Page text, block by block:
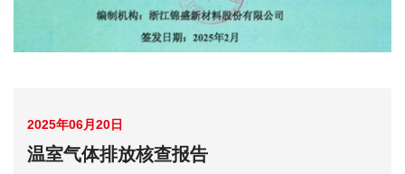
2025年06月20日
温室气体排放核查报告